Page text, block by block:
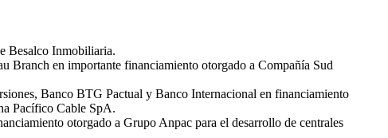
Besalco Inmobiliaria.
Branch en importante financiamiento otorgado a Compañía Sud
Banco BTG Pactual y Banco Internacional en financiamiento
Pacífico Cable SpA.
otorgado a Grupo Anpac para el desarrollo de centrales